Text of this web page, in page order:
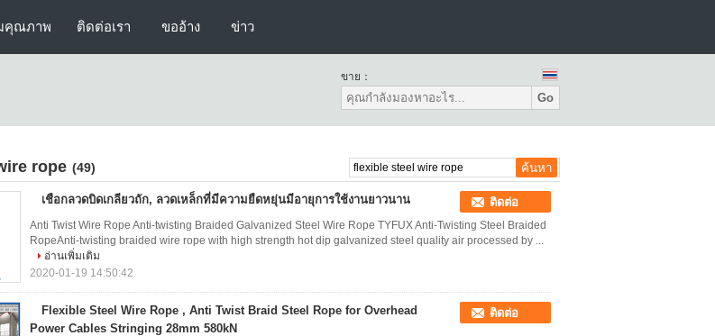
คุณภาพ ติดต่อเรา ขออ้าง ข่าว
ขาย：
Go
rope (49)
เชือกลวดบิดเกลียวถัก, ลวดเหล็กที่มีความยืดหยุ่นมีอายุการใช้งานยาวนาน ติดต่อ
Anti Twist Wire Rope Anti-twisting Braided Galvanized Steel Wire Rope TYFUX Anti-Twisting Steel Braided
RopeAnti-twisting braided wire rope with high strength hot dip galvanized steel quality air processed by ...
อ่านเพิ่มเติม
2020-01-19 14:50:42
Flexible Steel Wire Rope , Anti Twist Braid Steel Rope for Overhead
Power Cables Stringing 28mm 580kN
ติดต่อ